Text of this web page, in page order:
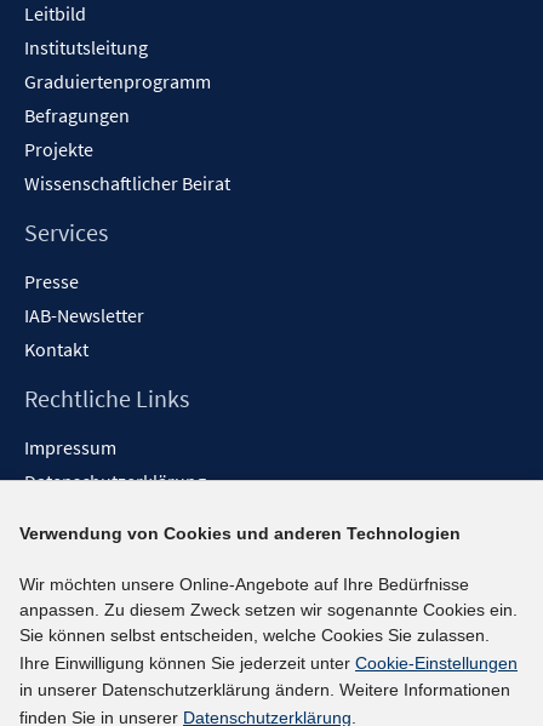
Leitbild
Institutsleitung
Graduiertenprogramm
Befragungen
Projekte
Wissenschaftlicher Beirat
Services
Presse
IAB-Newsletter
Kontakt
Rechtliche Links
Impressum
Datenschutzerklärung
Barrieren melden
Social-Media-Kanäle
BlueSky
YouTube
LinkedIn
Verwendung von Cookies und anderen Technologien
Wir möchten unsere Online-Angebote auf Ihre Bedürfnisse
anpassen. Zu diesem Zweck setzen wir sogenannte Cookies ein.
Sie können selbst entscheiden, welche Cookies Sie zulassen.
Ihre Einwilligung können Sie jederzeit unter Cookie-Einstellungen
in unserer Datenschutzerklärung ändern. Weitere Informationen
finden Sie in unserer Datenschutzerklärung.